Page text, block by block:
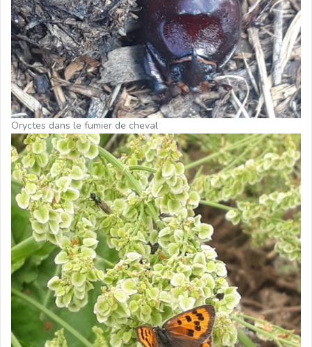
Oryctes dans le fumier de cheval